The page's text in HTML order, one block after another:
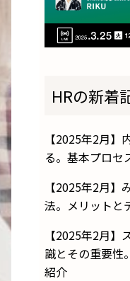
HRの新着
【2025年2月
る。基本プロセ
【2025年2月
法。メリットと
【2025年2月
識とその重要性
紹介